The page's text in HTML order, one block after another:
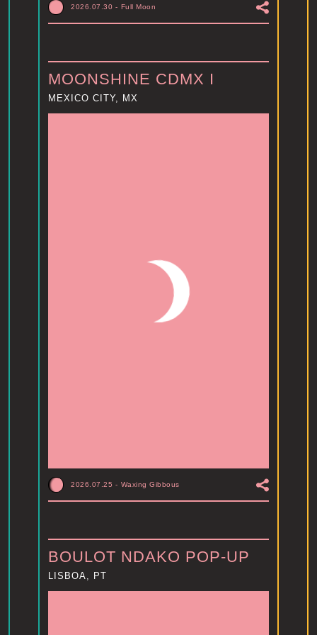
2026.07.30 - Full Moon
MOONSHINE CDMX I
MEXICO CITY, MX
2026.07.25 - Waxing Gibbous
BOULOT NDAKO POP-UP
LISBOA, PT